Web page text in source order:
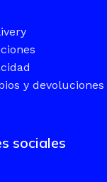
y devoluciones
sociales